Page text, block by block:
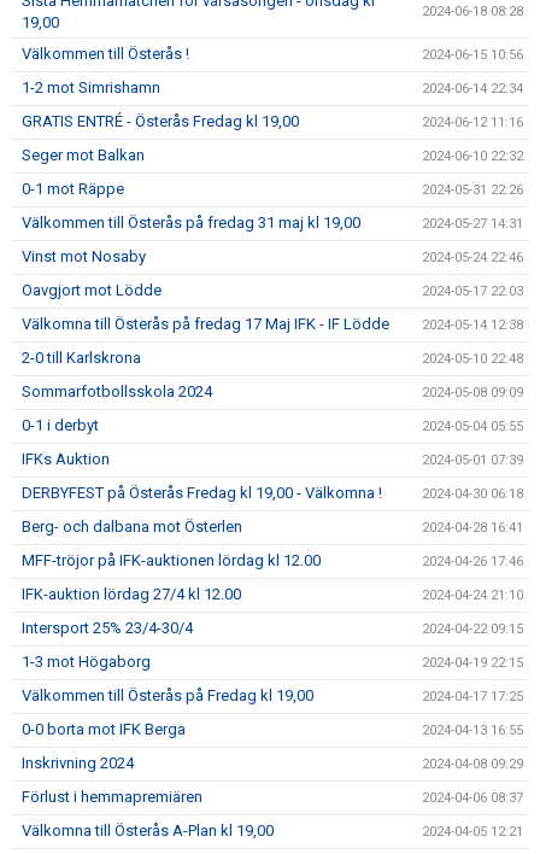
19,00
2024-06-18 08:28
Välkommen till Österås ! 2024-06-15 10:56
1-2 mot Simrishamn 2024-06-14 22:34
GRATIS ENTRÉ - Österås Fredag kl 19,00 2024-06-12 11:16
Seger mot Balkan 2024-06-10 22:32
0-1 mot Räppe 2024-05-31 22:26
Välkommen till Österås på fredag 31 maj kl 19,00 2024-05-27 14:31
Vinst mot Nosaby 2024-05-24 22:46
Oavgjort mot Lödde 2024-05-17 22:03
Välkomna till Österås på fredag 17 Maj IFK - IF Lödde 2024-05-14 12:38
2-0 till Karlskrona 2024-05-10 22:48
Sommarfotbollsskola 2024 2024-05-08 09:09
0-1 i derbyt 2024-05-04 05:55
IFKs Auktion 2024-05-01 07:39
DERBYFEST på Österås Fredag kl 19,00 - Välkomna ! 2024-04-30 06:18
Berg- och dalbana mot Österlen 2024-04-28 16:41
MFF-tröjor på IFK-auktionen lördag kl 12.00 2024-04-26 17:46
IFK-auktion lördag 27/4 kl 12.00 2024-04-24 21:10
Intersport 25% 23/4-30/4 2024-04-22 09:15
1-3 mot Högaborg 2024-04-19 22:15
Välkommen till Österås på Fredag kl 19,00 2024-04-17 17:25
0-0 borta mot IFK Berga 2024-04-13 16:55
Inskrivning 2024 2024-04-08 09:29
Förlust i hemmapremiären 2024-04-06 08:37
Välkomna till Österås A-Plan kl 19,00 2024-04-05 12:21